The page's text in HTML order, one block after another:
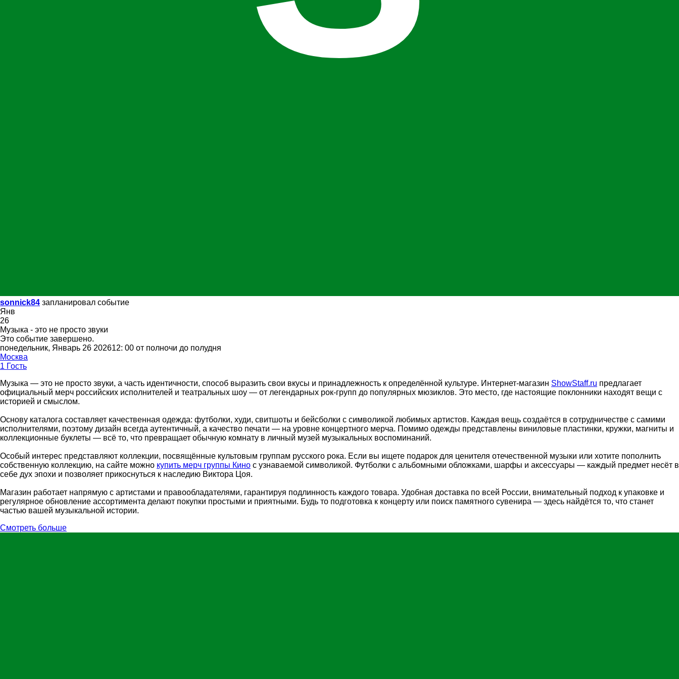
sonnick84 запланировал событие
Янв
26
Музыка - это не просто звуки
Это событие завершено.
понедельник, Январь 26 202612: 00 от полночи до полудня
Москва
1 Гость
Музыка — это не просто звуки, а часть идентичности, способ выразить свои вкусы и принадлежность к определённой культуре. Интернет-магазин ShowStaff.ru предлагает
официальный мерч российских исполнителей и театральных шоу — от легендарных рок-групп до популярных мюзиклов. Это место, где настоящие поклонники находят вещи с
историей и смыслом.
Основу каталога составляет качественная одежда: футболки, худи, свитшоты и бейсболки с символикой любимых артистов. Каждая вещь создаётся в сотрудничестве с самими
исполнителями, поэтому дизайн всегда аутентичный, а качество печати — на уровне концертного мерча. Помимо одежды представлены виниловые пластинки, кружки, магниты и
коллекционные буклеты — всё то, что превращает обычную комнату в личный музей музыкальных воспоминаний.
Особый интерес представляют коллекции, посвящённые культовым группам русского рока. Если вы ищете подарок для ценителя отечественной музыки или хотите пополнить
собственную коллекцию, на сайте можно купить мерч группы Кино с узнаваемой символикой. Футболки с альбомными обложками, шарфы и аксессуары — каждый предмет несёт в
себе дух эпохи и позволяет прикоснуться к наследию Виктора Цоя.
Магазин работает напрямую с артистами и правообладателями, гарантируя подлинность каждого товара. Удобная доставка по всей России, внимательный подход к упаковке и
регулярное обновление ассортимента делают покупки простыми и приятными. Будь то подготовка к концерту или поиск памятного сувенира — здесь найдётся то, что станет
частью вашей музыкальной истории.
Смотреть больше